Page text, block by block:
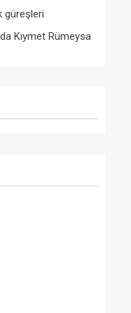
güreşleri
Kıymet Rümeysa